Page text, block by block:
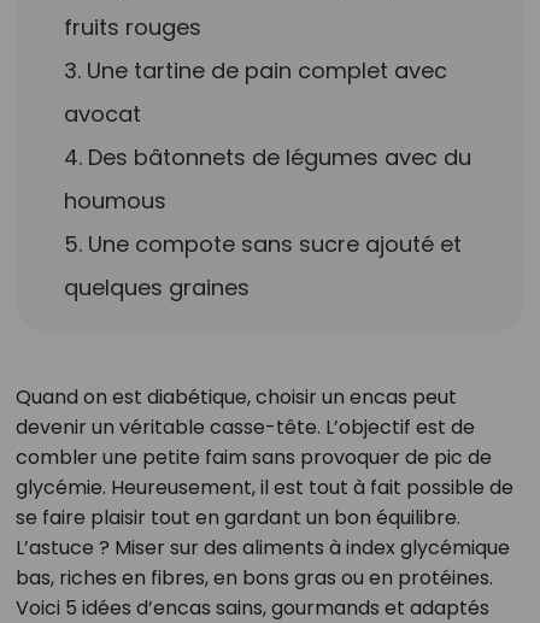
fruits rouges
3. Une tartine de pain complet avec
avocat
4. Des bâtonnets de légumes avec du
houmous
5. Une compote sans sucre ajouté et
quelques graines
Quand on est diabétique, choisir un encas peut
devenir un véritable casse-tête. L’objectif est de
combler une petite faim sans provoquer de pic de
glycémie. Heureusement, il est tout à fait possible de
se faire plaisir tout en gardant un bon équilibre.
L’astuce ? Miser sur des aliments à index glycémique
bas, riches en fibres, en bons gras ou en protéines.
Voici 5 idées d’encas sains, gourmands et adaptés